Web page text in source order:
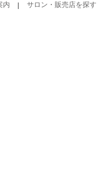
内 サロン・販売店を探す